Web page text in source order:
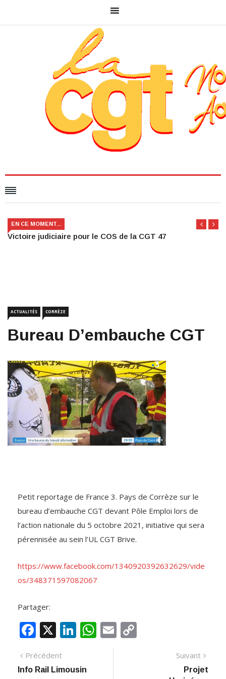
EN CE MOMENT...
Victoire judiciaire pour le COS de la CGT 47
ACTUALITÉS CORRÈZE
Bureau D’embauche CGT
Petit reportage de France 3. Pays de Corrèze sur le
bureau d’embauche CGT devant Pôle Emploi lors de
l’action nationale du 5 octobre 2021, initiative qui sera
pérennisée au sein l’UL CGT Brive.
https://www.facebook.com/1340920392632629/vide
os/348371597082067
Partager:
F
e
X Li
k
W E
Navigation
de
PrécédentArticle
précédent
Info Rail Limousin
Suivant
Projet